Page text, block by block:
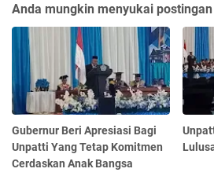
Anda mungkin menyukai
Gubernur Beri Apresiasi Bagi
Unpatti Yang Tetap Komitmen
Cerdaskan Anak Bangsa